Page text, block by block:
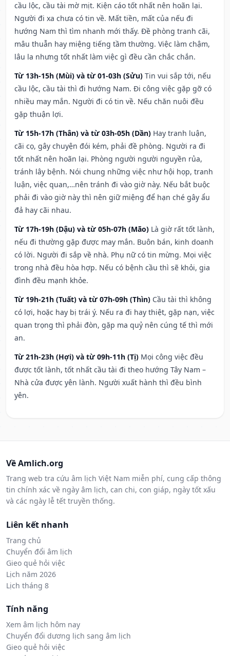
cầu lộc, cầu tài mờ mịt. Kiện cáo tốt nhất nên hoãn lại.
Người đi xa chưa có tin về. Mất tiền, mất của nếu đi
hướng Nam thì tìm nhanh mới thấy. Đề phòng tranh cãi,
mâu thuẫn hay miệng tiếng tầm thường. Việc làm chậm,
lâu la nhưng tốt nhất làm việc gì đều cần chắc chắn.
Từ 13h-15h (Mùi) và từ 01-03h (Sửu) Tin vui sắp tới, nếu
cầu lộc, cầu tài thì đi hướng Nam. Đi công việc gặp gỡ có
nhiều may mắn. Người đi có tin về. Nếu chăn nuôi đều
gặp thuận lợi.
Từ 15h-17h (Thân) và từ 03h-05h (Dần) Hay tranh luận,
cãi cọ, gây chuyện đói kém, phải đề phòng. Người ra đi
tốt nhất nên hoãn lại. Phòng người người nguyền rủa,
tránh lây bệnh. Nói chung những việc như hội họp, tranh
luận, việc quan,…nên tránh đi vào giờ này. Nếu bắt buộc
phải đi vào giờ này thì nên giữ miệng để hạn ché gây ẩu
đả hay cãi nhau.
Từ 17h-19h (Dậu) và từ 05h-07h (Mão) Là giờ rất tốt lành,
nếu đi thường gặp được may mắn. Buôn bán, kinh doanh
có lời. Người đi sắp về nhà. Phụ nữ có tin mừng. Mọi việc
trong nhà đều hòa hợp. Nếu có bệnh cầu thì sẽ khỏi, gia
đình đều mạnh khỏe.
Từ 19h-21h (Tuất) và từ 07h-09h (Thìn) Cầu tài thì không
có lợi, hoặc hay bị trái ý. Nếu ra đi hay thiệt, gặp nạn, việc
quan trọng thì phải đòn, gặp ma quỷ nên cúng tế thì mới
an.
Từ 21h-23h (Hợi) và từ 09h-11h (Tị) Mọi công việc đều
được tốt lành, tốt nhất cầu tài đi theo hướng Tây Nam –
Nhà cửa được yên lành. Người xuất hành thì đều bình
yên.
Về Amlich.org
Trang web tra cứu âm lịch Việt Nam miễn phí, cung cấp thông
tin chính xác về ngày âm lịch, can chi, con giáp, ngày tốt xấu
và các ngày lễ tết truyền thống.
Liên kết nhanh
Trang chủ
Chuyển đổi âm lịch
Gieo quẻ hỏi việc
Lịch năm 2026
Lịch tháng 8
Tính năng
Xem âm lịch hôm nay
Chuyển đổi dương lịch sang âm lịch
Gieo quẻ hỏi việc